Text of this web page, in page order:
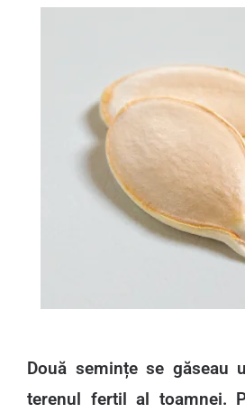
Două semințe se găseau
terenul fertil al toamnei.